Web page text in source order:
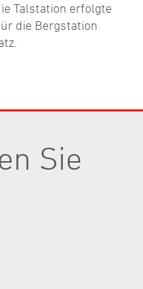
Talstation erfolgte
die Bergstation
Sie